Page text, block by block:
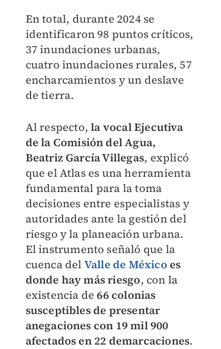
En total, durante 2024 se
identificaron 98 puntos críticos,
37 inundaciones urbanas,
cuatro inundaciones rurales, 57
encharcamientos y un deslave
de tierra.
Al respecto,la vocal Ejecutiva
de la Comisión del Agua,
Beatriz García Villegas, explicó
que el Atlas es una herramienta
fundamental para la toma
decisiones entre especialistas y
autoridades ante la gestión del
riesgo y la planeación urbana.
El instrumento señaló que la
cuenca del Valle de México es
donde hay más riesgo, con la
existencia de66 colonias
susceptibles de presentar
anegaciones con 19 mil 900
afectados en 22 demarcaciones.